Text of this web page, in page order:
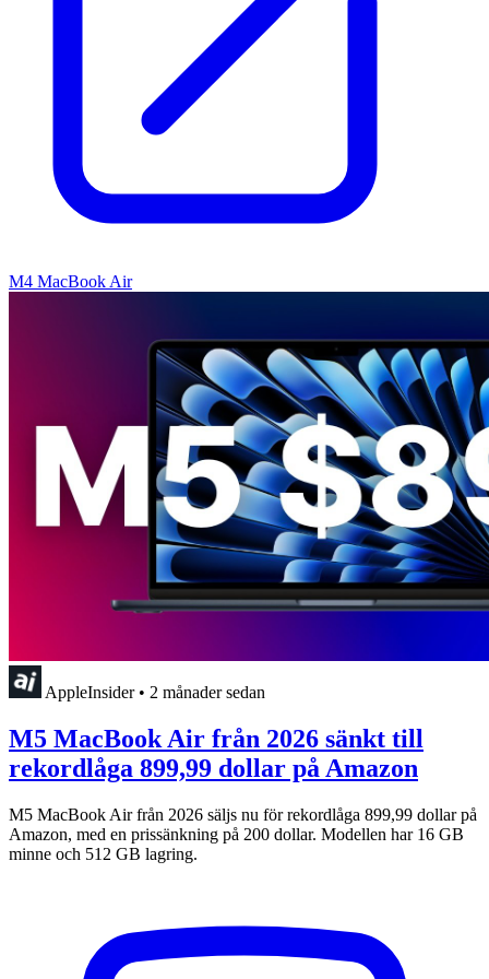
M4 MacBook Air
AppleInsider • 2 månader sedan
M5 MacBook Air från 2026 sänkt till
rekordlåga 899,99 dollar på Amazon
M5 MacBook Air från 2026 säljs nu för rekordlåga 899,99 dollar på
Amazon, med en prissänkning på 200 dollar. Modellen har 16 GB
minne och 512 GB lagring.